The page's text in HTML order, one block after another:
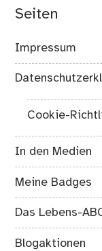
Seiten
Impressum
Cookie-
In den Medien
Meine Badges
Das Lebens-
Blogaktionen